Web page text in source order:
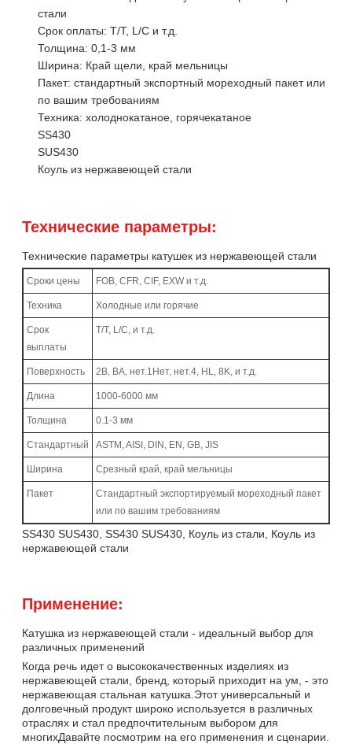
стали
Срок оплаты: T/T, L/C и т.д.
Толщина: 0,1-3 мм
Ширина: Край щели, край мельницы
Пакет: стандартный экспортный мореходный пакет или
по вашим требованиям
Техника: холоднокатаное, горячекатаное
SS430
SUS430
Коуль из нержавеющей стали
Технические параметры:
Технические параметры катушек из нержавеющей стали
Сроки цены FOB, CFR, CIF, EXW и т.д.
Техника Холодные или горячие
Срок
выплаты
T/T, L/C, и т.д.
Поверхность 2B, BA, нет.1Нет, нет.4, HL, 8K, и т.д.
Длина 1000-6000 мм
Толщина 0.1-3 мм
Стандартный ASTM, AISI, DIN, EN, GB, JIS
Ширина Срезный край, край мельницы
Пакет
Стандартный экспортируемый мореходный пакет
или по вашим требованиям
SS430 SUS430, SS430 SUS430, Коуль из стали, Коуль из
нержавеющей стали
Применение:
Катушка из нержавеющей стали - идеальный выбор для
различных применений
Когда речь идет о высококачественных изделиях из
нержавеющей стали, бренд, который приходит на ум, - это
нержавеющая стальная катушка.Этот универсальный и
долговечный продукт широко используется в различных
отраслях и стал предпочтительным выбором для
многихДавайте посмотрим на его применения и сценарии.